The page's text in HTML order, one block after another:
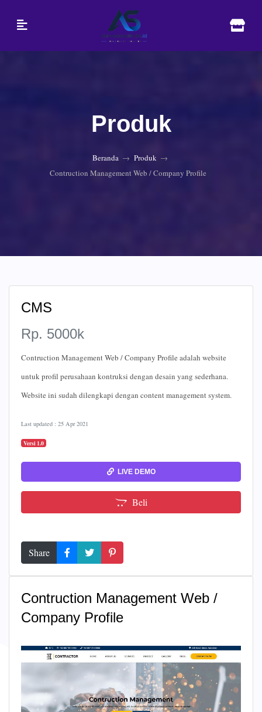
Produk
Beranda
Produk
Contruction Management Web / Company Profile
CMS
Rp. 5000k
Contruction Management Web / Company Profile adalah website
untuk profil perusahaan kontruksi dengan desain yang sederhana.
Website ini sudah dilengkapi dengan content management system.
Last updated : 25 Apr 2021
Versi 1.0
LIVE DEMO
Beli
Share
Contruction Management Web /
Company Profile